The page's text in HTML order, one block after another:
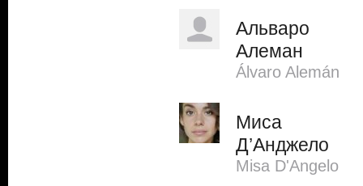
Альваро
Алеман
Álvaro Alemán
Миса
Д’Анджело
Misa D'Angelo